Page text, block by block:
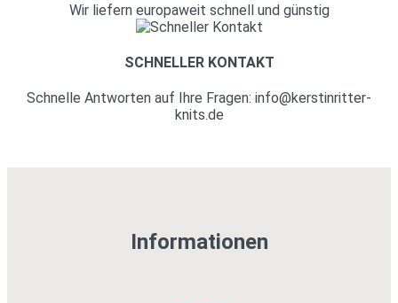
Wir liefern europaweit schnell und günstig
SCHNELLER KONTAKT
Schnelle Antworten auf Ihre Fragen: info@kerstinritter-
knits.de
Informationen